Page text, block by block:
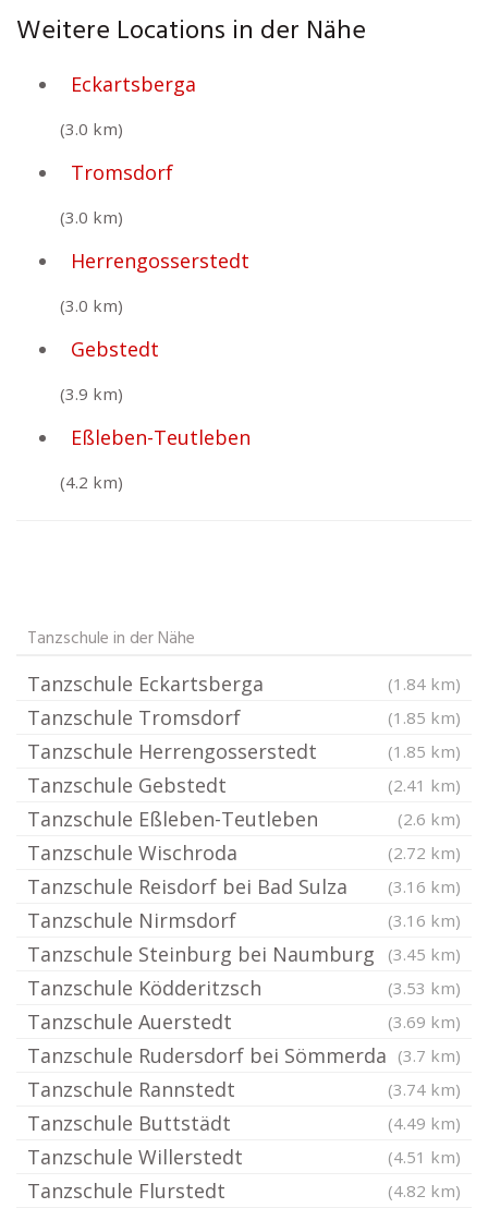
Weitere Locations in der Nähe
Eckartsberga
(3.0 km)
Tromsdorf
(3.0 km)
Herrengosserstedt
(3.0 km)
Gebstedt
(3.9 km)
Eßleben-Teutleben
(4.2 km)
Tanzschule in der Nähe
Tanzschule Eckartsberga (1.84 km)
Tanzschule Tromsdorf (1.85 km)
Tanzschule Herrengosserstedt (1.85 km)
Tanzschule Gebstedt (2.41 km)
Tanzschule Eßleben-Teutleben (2.6 km)
Tanzschule Wischroda (2.72 km)
Tanzschule Reisdorf bei Bad Sulza (3.16 km)
Tanzschule Nirmsdorf (3.16 km)
Tanzschule Steinburg bei Naumburg (3.45 km)
Tanzschule Ködderitzsch (3.53 km)
Tanzschule Auerstedt (3.69 km)
Tanzschule Rudersdorf bei Sömmerda (3.7 km)
Tanzschule Rannstedt (3.74 km)
Tanzschule Buttstädt (4.49 km)
Tanzschule Willerstedt (4.51 km)
Tanzschule Flurstedt (4.82 km)